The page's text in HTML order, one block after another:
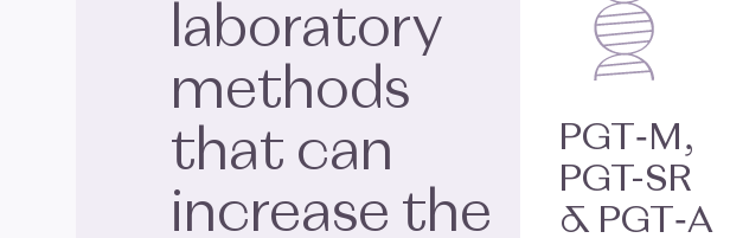
laboratory
methods
that can
increase the
PGT‑M,
PGT-SR
& PGT‑A